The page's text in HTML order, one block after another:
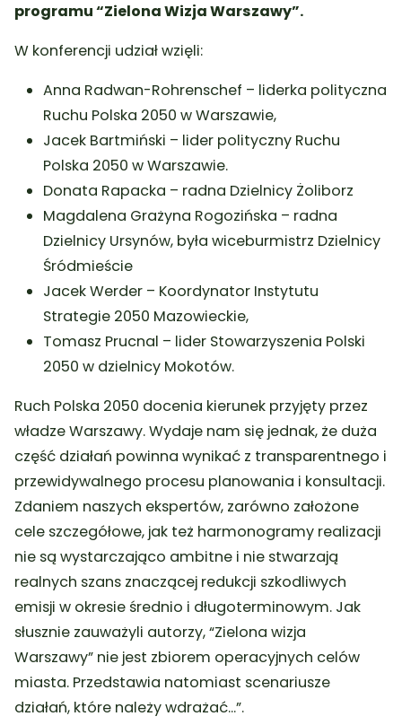
programu “Zielona Wizja Warszawy”.
W konferencji udział wzięli:
Anna Radwan-Rohrenschef – liderka polityczna
Ruchu Polska 2050 w Warszawie,
Jacek Bartmiński – lider polityczny Ruchu
Polska 2050 w Warszawie.
Donata Rapacka – radna Dzielnicy Żoliborz
Magdalena Grażyna Rogozińska – radna
Dzielnicy Ursynów, była wiceburmistrz Dzielnicy
Śródmieście
Jacek Werder – Koordynator Instytutu
Strategie 2050 Mazowieckie,
Tomasz Prucnal – lider Stowarzyszenia Polski
2050 w dzielnicy Mokotów.
Ruch Polska 2050 docenia kierunek przyjęty przez
władze Warszawy. Wydaje nam się jednak, że duża
część działań powinna wynikać z transparentnego i
przewidywalnego procesu planowania i konsultacji.
Zdaniem naszych ekspertów, zarówno założone
cele szczegółowe, jak też harmonogramy realizacji
nie są wystarczająco ambitne i nie stwarzają
realnych szans znaczącej redukcji szkodliwych
emisji w okresie średnio i długoterminowym. Jak
słusznie zauważyli autorzy, “Zielona wizja
Warszawy” nie jest zbiorem operacyjnych celów
miasta. Przedstawia natomiast scenariusze
działań, które należy wdrażać…”.